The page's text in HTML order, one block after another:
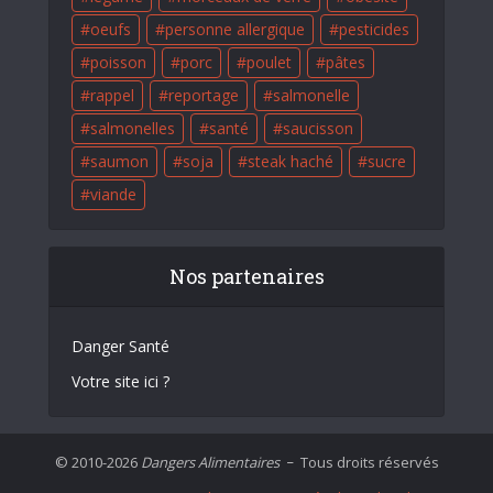
oeufs
personne allergique
pesticides
poisson
porc poulet
pâtes
rappel
reportage
salmonelle
salmonelles
santé
saucisson
saumon
soja steak haché
sucre
viande
Nos partenaires
Danger Santé
Votre site ici ?
© 2010-2026 Dangers Alimentaires – Tous droits réservés